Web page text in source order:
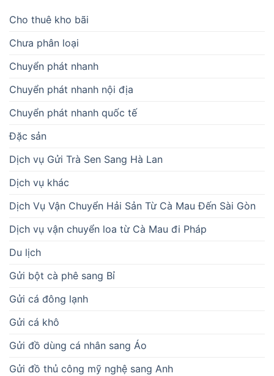
Cho thuê kho bãi
Chưa phân loại
Chuyển phát nhanh
Chuyển phát nhanh nội địa
Chuyển phát nhanh quốc tế
Đặc sản
Dịch vụ Gửi Trà Sen Sang Hà Lan
Dịch vụ khác
Dịch Vụ Vận Chuyển Hải Sản Từ Cà Mau Đến Sài Gòn
Dịch vụ vận chuyển loa từ Cà Mau đi Pháp
Du lịch
Gửi bột cà phê sang Bỉ
Gửi cá đông lạnh
Gửi cá khô
Gửi đồ dùng cá nhân sang Áo
Gửi đồ thủ công mỹ nghệ sang Anh